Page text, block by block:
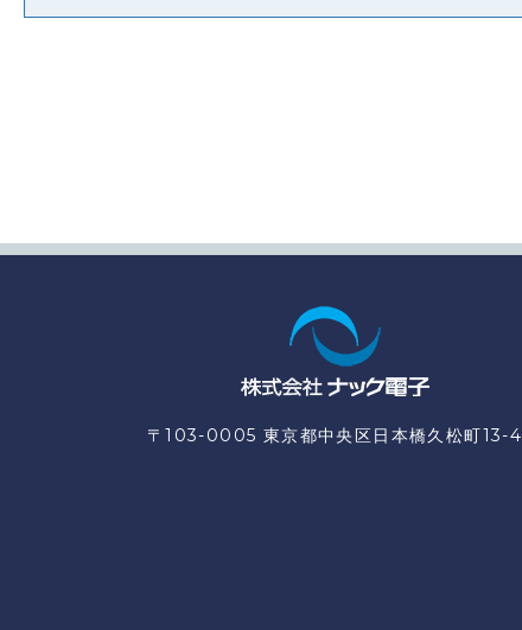
〒103-0005 東京都中央区日本橋久松町13-4